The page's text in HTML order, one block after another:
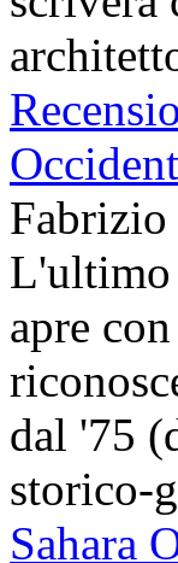
L'ultimo
apre
dal '75
storico-
Sahara